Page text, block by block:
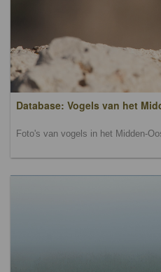
Database: Vogels van het
Foto's van vogels in het Midden-